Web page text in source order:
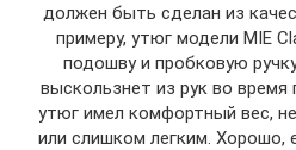
должен быть сделан из
примеру, утюг модели MIE
подошву и пробковую
выскользнет из рук во
утюг имел комфортный вес,
или слишком легким. Хорошо,